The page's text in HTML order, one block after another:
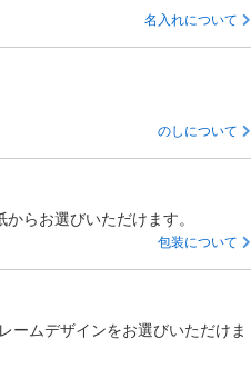
名入れについて
のしについて
からお選びいただけます。
包装について
ームデザインをお選びいただけま